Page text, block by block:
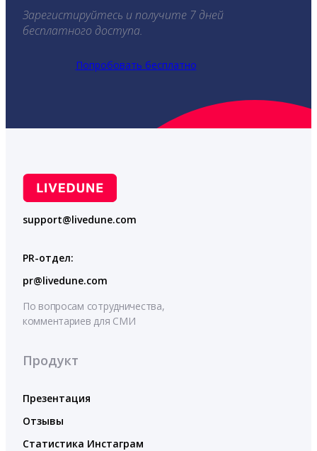
Зарегистируйтесь и получите 7 дней
бесплатного доступа.
Попробовать бесплатно
support@livedune.com
PR-отдел:
pr@livedune.com
По вопросам сотрудничества,
комментариев для СМИ
Продукт
Презентация
Отзывы
Статистика Инстаграм